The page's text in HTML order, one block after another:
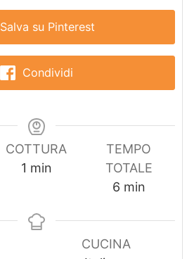
Salva su Pinterest
Condividi
COTTURA
1 m
u
min
TEMPO
TOTALE
6m
n
u
min
CUCINA